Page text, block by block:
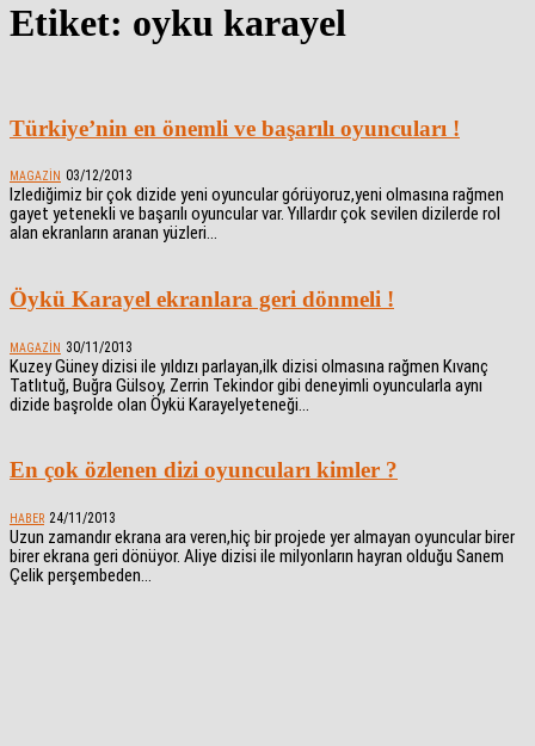
Etiket: oyku karayel
Türkiye’nin en önemli ve başarılı oyuncuları !
MAGAZIN 03/12/2013
Izlediğimiz bir çok dizide yeni oyuncular górüyoruz,yeni olmasına rağmen
gayet yetenekli ve başarılı oyuncular var. Yıllardır çok sevilen dizilerde rol
alan ekranların aranan yüzleri...
Öykü Karayel ekranlara geri dönmeli !
MAGAZIN 30/11/2013
Kuzey Güney dizisi ile yıldızı parlayan,ilk dizisi olmasına rağmen Kıvanç
Tatlıtuğ, Buğra Gülsoy, Zerrin Tekindor gibi deneyimli oyuncularla aynı
dizide başrolde olan Öykü Karayelyeteneği...
En çok özlenen dizi oyuncuları kimler ?
HABER 24/11/2013
Uzun zamandır ekrana ara veren,hiç bir projede yer almayan oyuncular birer
birer ekrana geri dönüyor. Aliye dizisi ile milyonların hayran olduğu Sanem
Çelik perşembeden...